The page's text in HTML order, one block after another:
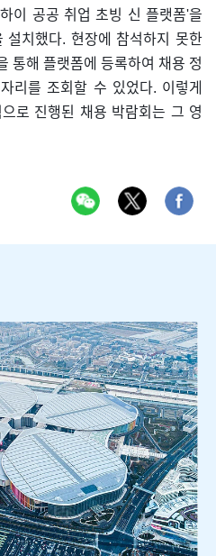
이 공공 취업 초빙 신 플랫폼'을
설치했다. 현장에 참석하지 못한
통해 플랫폼에 등록하여 채용 정
리를 조회할 수 있었다. 이렇게
로 진행된 채용 박람회는 그 영